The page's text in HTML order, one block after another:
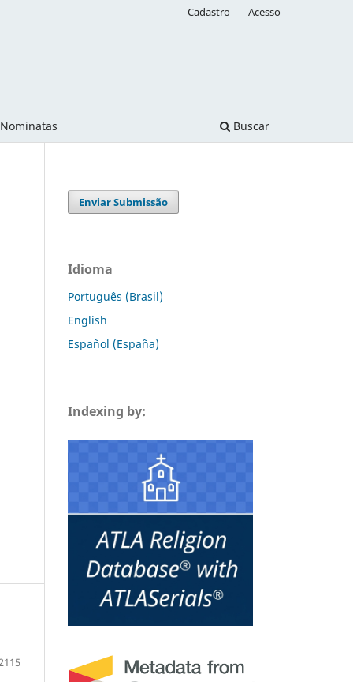
Nominatas Buscar
Cadastro Acesso
Enviar Submissão
Idioma
Português (Brasil)
English
Español (España)
Indexing by: